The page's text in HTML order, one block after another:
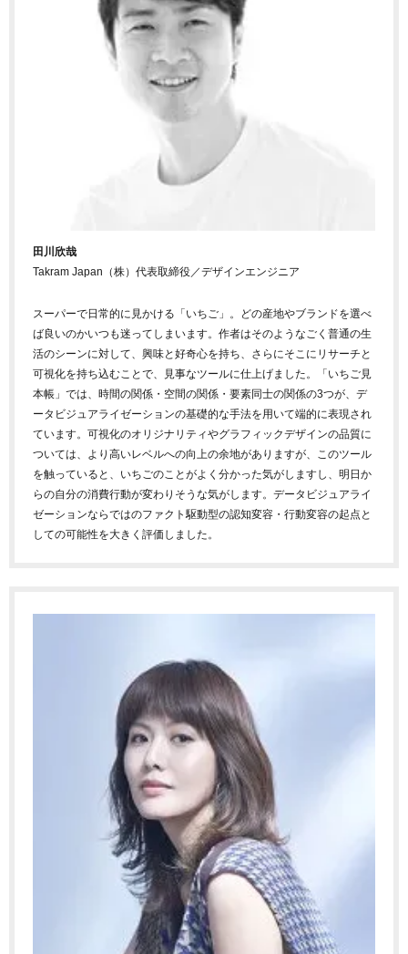
田川欣哉
Takram Japan（株）代表取締役／デザインエンジニア
スーパーで日常的に見かける「いちご」。どの産地やブランドを選べ
ば良いのかいつも迷ってしまいます。作者はそのようなごく普通の生
活のシーンに対して、興味と好奇心を持ち、さらにそこにリサーチと
可視化を持ち込むことで、見事なツールに仕上げました。「いちご見
本帳」では、時間の関係・空間の関係・要素同士の関係の3つが、デ
ータビジュアライゼーションの基礎的な手法を用いて端的に表現され
ています。可視化のオリジナリティやグラフィックデザインの品質に
ついては、より高いレベルへの向上の余地がありますが、このツール
を触っていると、いちごのことがよく分かった気がしますし、明日か
らの自分の消費行動が変わりそうな気がします。データビジュアライ
ゼーションならではのファクト駆動型の認知変容・行動変容の起点と
しての可能性を大きく評価しました。